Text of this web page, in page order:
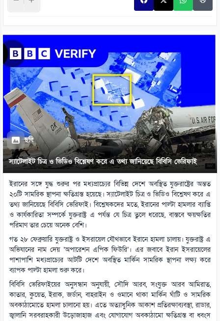
ছবি
স্যাটেলাইট চিত্র ও ভিডিও বিশ্লেষণ করে এ তথ্য জানিয়েছে বিবিসি ভেরিফাই
ইরানের সঙ্গে যুদ্ধ শুরুর পর মধ্যপ্রাচ্যের বিভিন্ন দেশে অবস্থিত যুক্তরাষ্ট্রের অন্তত
২০টি সামরিক স্থাপনা ক্ষতিগ্রস্ত হয়েছে। স্যাটেলাইট চিত্র ও ভিডিও বিশ্লেষণ করে এ
তথ্য জানিয়েছে বিবিসি ভেরিফাই। বিশ্লেষকদের মতে, ইরানের পাল্টা হামলার ব্যাপ্তি
ও কার্যকারিতা সম্পর্কে যুক্তরাষ্ট্র এ পর্যন্ত যে চিত্র তুলে ধরেছে, বাস্তবে ক্ষয়ক্ষতির
পরিমাণ তার চেয়ে অনেক বেশি।
গত ২৮ ফেব্রুয়ারি যুক্তরাষ্ট্র ও ইসরায়েল যৌথভাবে ইরানে হামলা চালায়। যুক্তরাষ্ট্র এ
অভিযানের নাম দেয় ‘অপারেশন এপিক ফিউরি’। এর জবাবে ইরান ইসরায়েলের
পাশাপাশি মধ্যপ্রাচ্যের আটটি দেশে অবস্থিত মার্কিন সামরিক স্থাপনা লক্ষ্য করে
ব্যাপক পাল্টা হামলা শুরু করে।
বিবিসি ভেরিফাইয়ের অনুসন্ধান অনুযায়ী, সৌদি আরব, সংযুক্ত আরব আমিরাত,
কাতার, কুয়েত, ইরাক, জর্ডান, বাহরাইন ও ওমানে থাকা মার্কিন ঘাঁটি ও সামরিক
অবকাঠামোতে হামলা চালানো হয়। এতে অত্যাধুনিক আকাশ প্রতিরক্ষাব্যবস্থা, রাডার,
জ্বালানি সরবরাহকারী উড়োজাহাজ এবং যোগাযোগ অবকাঠামো ক্ষতিগ্রস্ত বা ধ্বংস